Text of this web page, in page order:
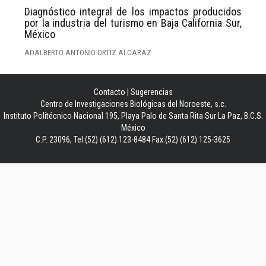
Diagnóstico integral de los impactos producidos
por la industria del turismo en Baja California Sur,
México
ADALBERTO ANTONIO ORTIZ ALCARAZ
Contacto
Sugerencias
Centro de Investigaciones Biológicas del Noroeste, s.c.
Instituto Politécnico Nacional 195, Playa Palo de Santa Rita Sur La Paz, B.C.S.
México
C.P. 23096, Tel:(52) (612) 123-8484 Fax:(52) (612) 125-3625